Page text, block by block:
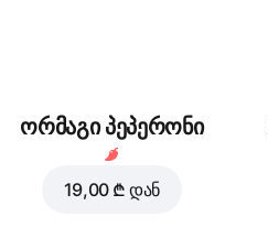
ორმაგი პეპერონი
19,00 ₾ დან